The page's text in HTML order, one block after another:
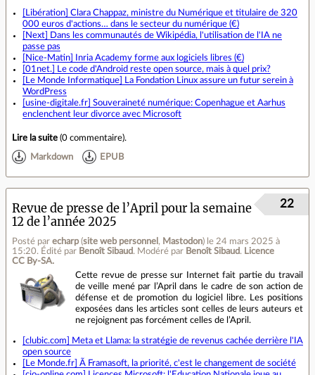
[Libération] Clara Chappaz, ministre du Numérique et titulaire de 320
000 euros d'actions… dans le secteur du numérique (€)
[Next] Dans les communautés de Wikipédia, l'utilisation de l'IA ne
passe pas
[Nice-Matin] Inria Academy forme aux logiciels libres (€)
[01net.] Le code d'Android reste open source, mais à quel prix?
[Le Monde Informatique] La Fondation Linux assure un futur serein à
WordPress
[usine-digitale.fr] Souveraineté numérique: Copenhague et Aarhus
enclenchent leur divorce avec Microsoft
Lire la suite (0 commentaire).
Markdown EPUB
Revue de presse de l’April pour la semaine
12 de l’année 2025
Posté par echarp(site web personnel , Mastodon) le 24 mars 2025 à
15:20. Édité par Benoît Sibaud. Modéré par Benoît Sibaud. Licence
CC By‑SA.
22
Cette revue de presse sur Internet fait partie du travail
de veille mené par l’April dans le cadre de son action de
défense et de promotion du logiciel libre. Les positions
exposées dans les articles sont celles de leurs auteurs et
ne rejoignent pas forcément celles de l’April.
[clubic.com] Meta et Llama: la stratégie de revenus cachée derrière l'IA
open source
[Le Monde.fr] Ã Framasoft, la priorité, c'est le changement de société